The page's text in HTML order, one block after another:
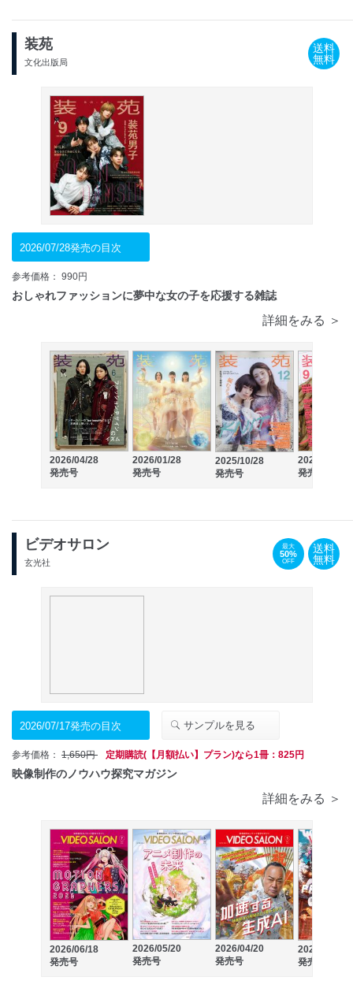
装苑
文化出版局
送料
無料
2026/07/28発売の目次
参考価格： 990円
おしゃれファッションに夢中な女の子を応援する雑誌
詳細をみる ＞
2026/04/28
発売号
2026/01/28
発売号
2025/10/28
発売号
2025/07/28
発売号
ビデオサロン
玄光社
最大
50%
OFF
送料
無料
2026/07/17発売の目次 サンプルを見る
参考価格： 1,650円 定期購読(【月額払い】プラン)なら1冊：825円
映像制作のノウハウ探究マガジン
詳細をみる ＞
2026/06/18
発売号
2026/05/20
発売号
2026/04/20
発売号
2026/03/19
発売号